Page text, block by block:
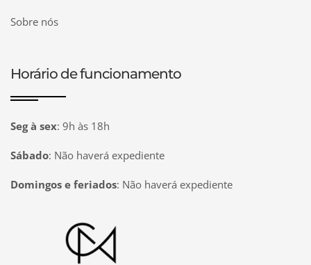
Sobre nós
Horário de funcionamento
Seg à sex: 9h às 18h
Sábado: Não haverá expediente
Domingos e feriados: Não haverá expediente
Página inicial